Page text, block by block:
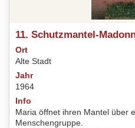
11. Schutzmantel-
Ort
Alte Stadt
Jahr
1964
Info
Maria öffnet ihren Mantel über
Menschengruppe.